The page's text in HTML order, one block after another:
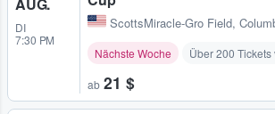
DI
7:30 PM
ScottsMiracle-Gro Field,
Nächste Woche Über 200
ab 21 $